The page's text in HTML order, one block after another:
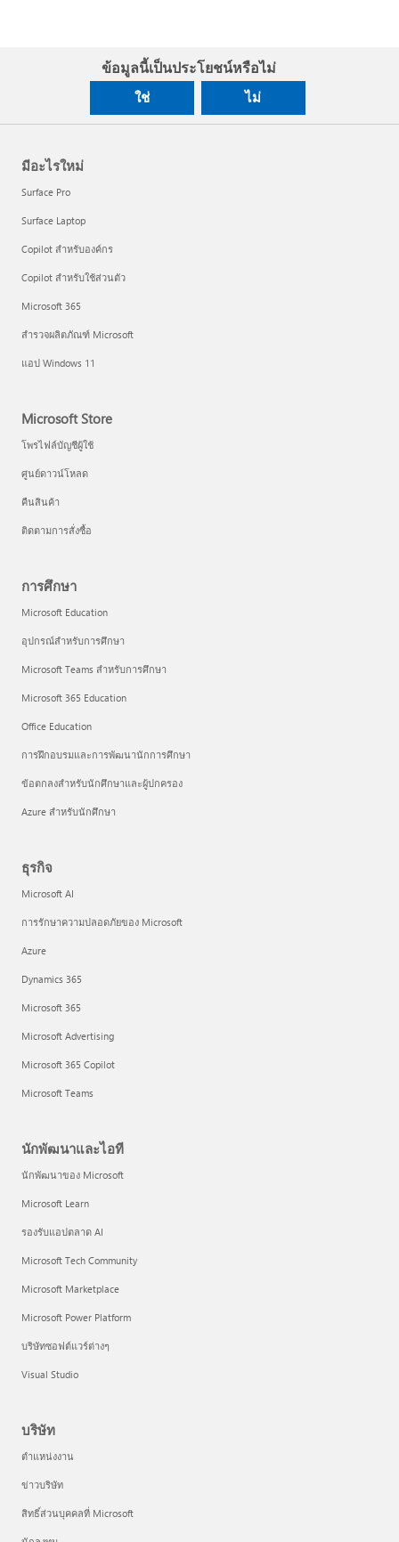
ข้อมูลนี้เป็นประโยชน์หรือไม่
ใช่ ไม่
มีอะไรใหม่
Surface Pro
Surface Laptop
Copilot สำหรับองค์กร
Copilot สำหรับใช้ส่วนตัว
Microsoft 365
สำรวจผลิตภัณฑ์ Microsoft
แอป Windows 11
Microsoft Store
โพรไฟล์บัญชีผู้ใช้
ศูนย์ดาวน์โหลด
คืนสินค้า
ติดตามการสั่งซื้อ
การศึกษา
Microsoft Education
อุปกรณ์สำหรับการศึกษา
Microsoft Teams สำหรับการศึกษา
Microsoft 365 Education
Office Education
การฝึกอบรมและการพัฒนานักการศึกษา
ข้อตกลงสำหรับนักศึกษาและผู้ปกครอง
Azure สำหรับนักศึกษา
ธุรกิจ
Microsoft AI
การรักษาความปลอดภัยของ Microsoft
Azure
Dynamics 365
Microsoft 365
Microsoft Advertising
Microsoft 365 Copilot
Microsoft Teams
นักพัฒนาและไอที
นักพัฒนาของ Microsoft
Microsoft Learn
รองรับแอปตลาด AI
Microsoft Tech Community
Microsoft Marketplace
Microsoft Power Platform
บริษัทซอฟต์แวร์ต่างๆ
Visual Studio
บริษัท
ตำแหน่งงาน
ข่าวบริษัท
สิทธิ์ส่วนบุคคลที่ Microsoft